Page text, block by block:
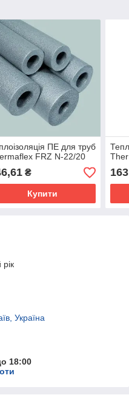
ПЕ для труб
FRZ N-22/20
₴
Купити
Україна
18:00